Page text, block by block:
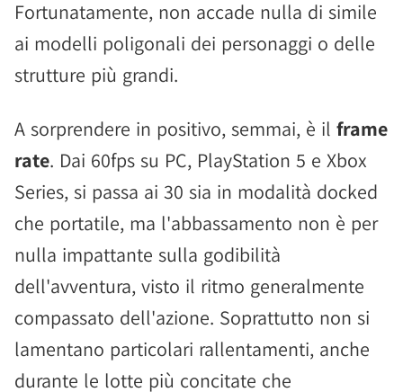
Fortunatamente, non accade nulla di simile
ai modelli poligonali dei personaggi o delle
strutture più grandi.
A sorprendere in positivo, semmai, è il frame
rate. Dai 60fps su PC, PlayStation 5 e Xbox
Series, si passa ai 30 sia in modalità docked
che portatile, ma l'abbassamento non è per
nulla impattante sulla godibilità
dell'avventura, visto il ritmo generalmente
compassato dell'azione. Soprattutto non si
lamentano particolari rallentamenti, anche
durante le lotte più concitate che